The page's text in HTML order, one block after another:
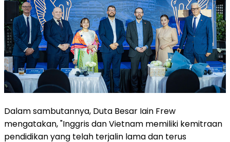
Dalam sambutannya, Duta Besar Iain Frew
mengatakan, "Inggris dan Vietnam memiliki kemitraan
pendidikan yang telah terjalin lama dan terus